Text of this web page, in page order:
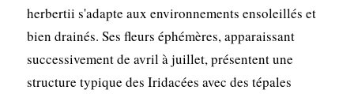
herbertii s'adapte aux environnements ensoleillés et
bien drainés. Ses fleurs éphémères, apparaissant
successivement de avril à juillet, présentent une
structure typique des Iridacées avec des tépales